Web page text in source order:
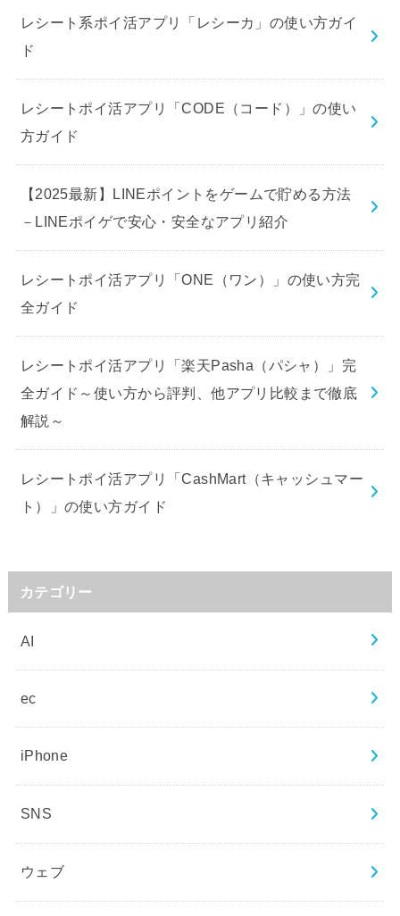
レシート系ポイ活アプリ「レシーカ」の使い方ガイ
ド
レシートポイ活アプリ「CODE（コード）」の使い
方ガイド
【2025最新】LINEポイントをゲームで貯める方法
－LINEポイゲで安心・安全なアプリ紹介
レシートポイ活アプリ「ONE（ワン）」の使い方完
全ガイド
レシートポイ活アプリ「楽天Pasha（パシャ）」完
全ガイド～使い方から評判、他アプリ比較まで徹底
解説～
レシートポイ活アプリ「CashMart（キャッシュマー
ト）」の使い方ガイド
カテゴリー
AI
ec
iPhone
SNS
ウェブ